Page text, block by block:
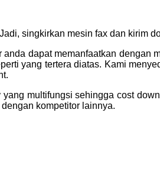
singkirkan mesin fax dan kirim
dapat memanfaatkan dengan
yang tertera diatas. Kami
multifungsi sehingga cost
kompetitor lainnya.